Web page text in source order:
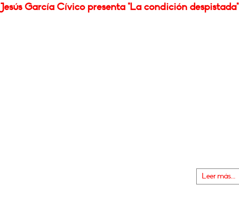
Jesús García Cívico presenta "La condición despistada"
Leer más...